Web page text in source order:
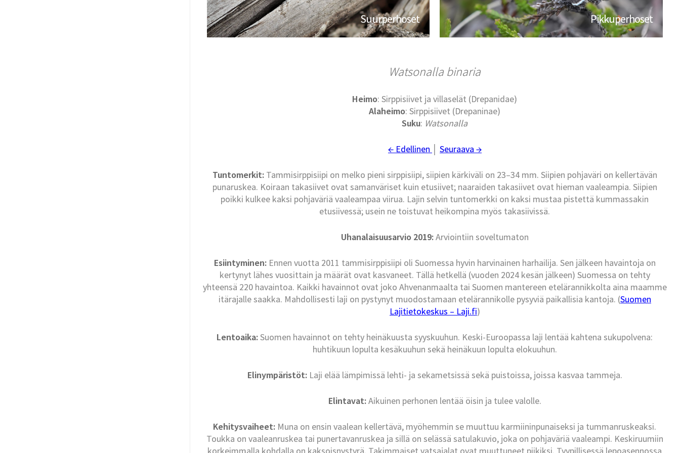
Suurperhoset Pikkuperhoset
Watsonalla binaria
Heimo: Sirppisiivet ja villaselät (Drepanidae)
Alaheimo: Sirppisiivet (Drepaninae)
Suku: Watsonalla
← Edellinen Seuraava →
Tuntomerkit:Tammisirppisiipi on melko pieni sirppisiipi, siipien kärkiväli on 23–34 mm. Siipien pohjaväri on kellertävän
punaruskea. Koiraan takasiivet ovat samanväriset kuin etusiivet; naaraiden takasiivet ovat hieman vaaleampia. Siipien
poikki kulkee kaksi pohjaväriä vaaleampaa viirua. Lajin selvin tuntomerkki on kaksi mustaa pistettä kummassakin
etusiivessä; usein ne toistuvat heikompina myös takasiivissä.
Uhanalaisuusarvio 2019:Arviointiin soveltumaton
Esiintyminen:Ennen vuotta 2011 tammisirppisiipi oli Suomessa hyvin harvinainen harhailija. Sen jälkeen havaintoja on
kertynyt lähes vuosittain ja määrät ovat kasvaneet. Tällä hetkellä (vuoden 2024 kesän jälkeen) Suomessa on tehty
yhteensä 220 havaintoa. Kaikki havainnot ovat joko Ahvenanmaalta tai Suomen mantereen etelärannikkolta aina maamme
itärajalle saakka. Mahdollisesti laji on pystynyt muodostamaan etelärannikolle pysyviä paikallisia kantoja. (Suomen
Lajitietokeskus – Laji.fi)
Lentoaika:Suomen havainnot on tehty heinäkuusta syyskuuhun. Keski-Euroopassa laji lentää kahtena sukupolvena:
huhtikuun lopulta kesäkuuhun sekä heinäkuun lopulta elokuuhun.
Elinympäristöt:Laji elää lämpimissä lehti- ja sekametsissä sekä puistoissa, joissa kasvaa tammeja.
Elintavat:Aikuinen perhonen lentää öisin ja tulee valolle.
Kehitysvaiheet: Muna on ensin vaalean kellertävä, myöhemmin se muuttuu karmiininpunaiseksi ja tummanruskeaksi.
Toukka on vaaleanruskea tai punertavanruskea ja sillä on selässä satulakuvio, joka on pohjaväriä vaaleampi. Keskiruumiin